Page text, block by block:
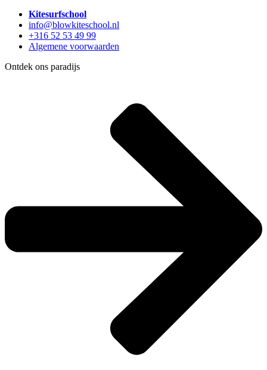
Kitesurfschool
info@blowkiteschool.nl
+316 52 53 49 99
Algemene voorwaarden
Ontdek ons paradijs